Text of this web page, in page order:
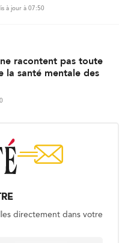
à jour à 07:50
racontent pas toute
la santé mentale des
directement dans votre